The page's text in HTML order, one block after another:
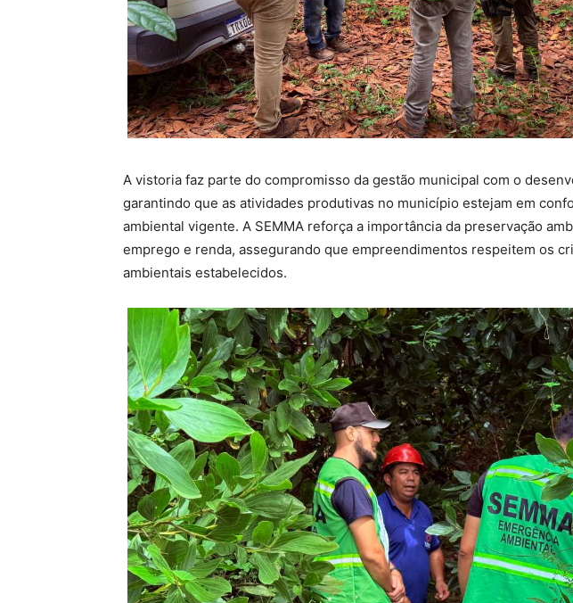
A vistoria faz parte do compromisso da gestão municipal com o
garantindo que as atividades produtivas no município estejam em
ambiental vigente. A SEMMA reforça a importância da preservação
emprego e renda, assegurando que empreendimentos respeitem os
ambientais estabelecidos.